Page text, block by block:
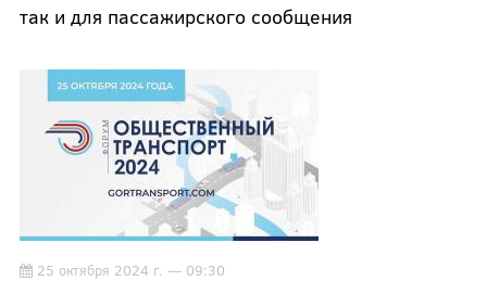
так и для пассажирского сообщения
25 октября 2024 г. — 09:30